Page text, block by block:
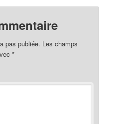
pas publiée. Les champs
*